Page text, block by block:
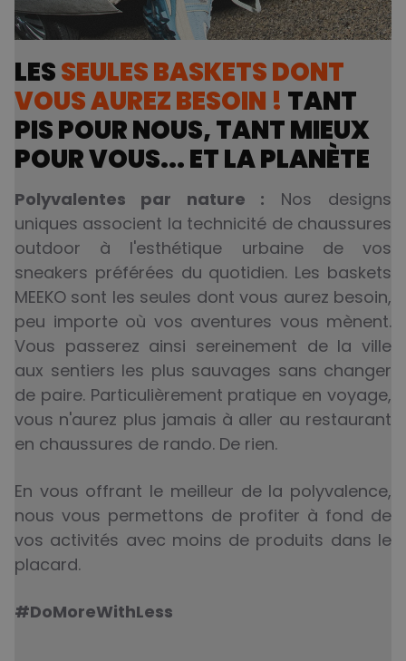
LESSEULES BASKETS DONT
VOUS AUREZ BESOIN ! TANT
PIS POUR NOUS, TANT MIEUX
POUR VOUS... ET LA PLANÈTE
Polyvalentes par nature : Nos designs
uniques associent la technicité de chaussures
outdoor à l'esthétique urbaine de vos
sneakers préférées du quotidien. Les baskets
MEEKO sont les seules dont vous aurez besoin,
peu importe où vos aventures vous mènent.
Vous passerez ainsi sereinement de la ville
aux sentiers les plus sauvages sans changer
de paire. Particulièrement pratique en voyage,
vous n'aurez plus jamais à aller au restaurant
en chaussures de rando. De rien.
En vous offrant le meilleur de la polyvalence,
nous vous permettons de profiter à fond de
vos activités avec moins de produits dans le
placard.
#DoMoreWithLess